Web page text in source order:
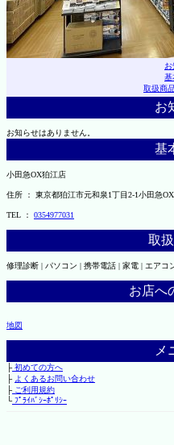
基
取扱商
お
お知らせはありません。
基
小田急OX狛江店
住所 ： 東京都狛江市元和泉1丁目2-1小田急
TEL ： 0354977031
取
修理診断 | パソコン | 携帯電話 | 家電 | エアコ
お店へ
地図
メ
├初めての方へ
├ よくあるお問い合わせ
├ご利用規約
└ﾌﾟﾗｲﾊﾞｼｰﾎﾟﾘｼｰ